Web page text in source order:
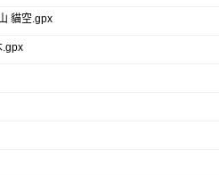
貓空.gpx
.gpx